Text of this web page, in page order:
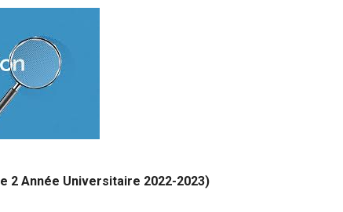
2 Année Universitaire 2022-2023)